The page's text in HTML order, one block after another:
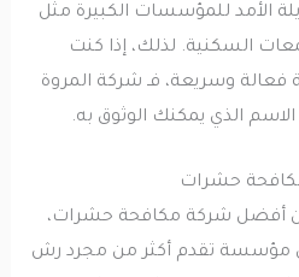
للمؤسسات الكبيرة مثل
السكنية. لذلك، إذا كنت
وسريعة، فـ شركة المروة
الذي يمكنك الوثوق به.
حشرات
شركة مكافحة حشرات،
تقدم أكثر من مجرد رش